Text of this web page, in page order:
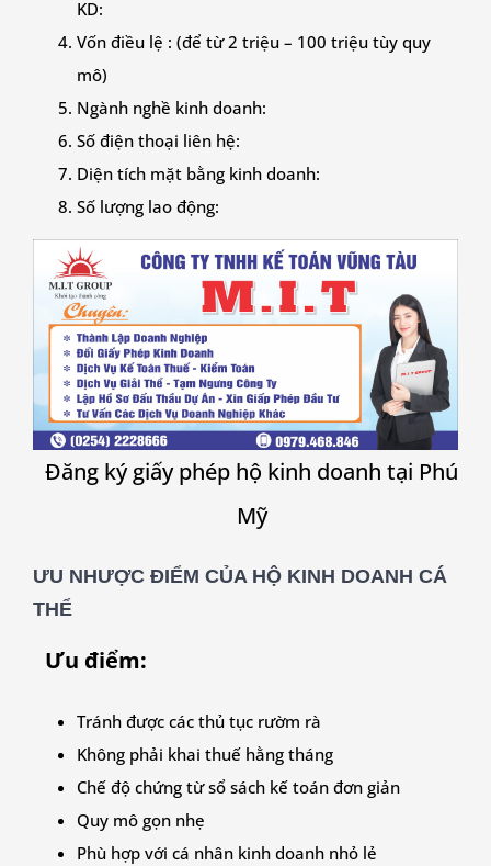
KD:
Vốn điều lệ : (để từ 2 triệu – 100 triệu tùy quy
mô)
Ngành nghề kinh doanh:
Số điện thoại liên hệ:
Diện tích mặt bằng kinh doanh:
Số lượng lao động:
Đăng ký giấy phép hộ kinh doanh tại Phú
Mỹ
ƯU NHƯỢC ĐIỂM CỦA HỘ KINH DOANH CÁ
THỂ
Ưu điểm:
Tránh được các thủ tục rườm rà
Không phải khai thuế hằng tháng
Chế độ chứng từ sổ sách kế toán đơn giản
Quy mô gọn nhẹ
Phù hợp với cá nhân kinh doanh nhỏ lẻ